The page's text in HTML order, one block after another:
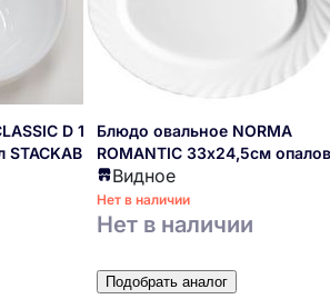
предприятия.
партнер для тех, кто ценит
и эстетику.
D 12,5Блюдо овальное NORMA
ROMANTIC 33х24,5см
стекло (стеклокерамика)
Видное
Нет в наличии
Нет в наличии
Подобрать аналог